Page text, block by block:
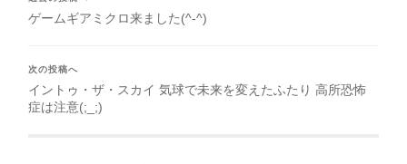
ゲームギアミクロ来ました(^-^)
次の投稿へ
イントゥ・ザ・スカイ 気球で未来を変えたふたり 高所恐怖
症は注意(;_;)